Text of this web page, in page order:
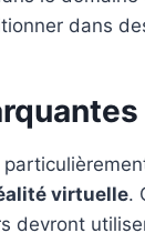
dans
virtuelle.
devront